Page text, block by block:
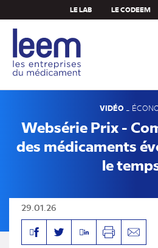
au
contenu
principal
LE LAB LE CODEEM
VIDÉO-
Websérie Prix -
des médicaments
le
29.01.26
FacebookTwitterLinkedinImprimer